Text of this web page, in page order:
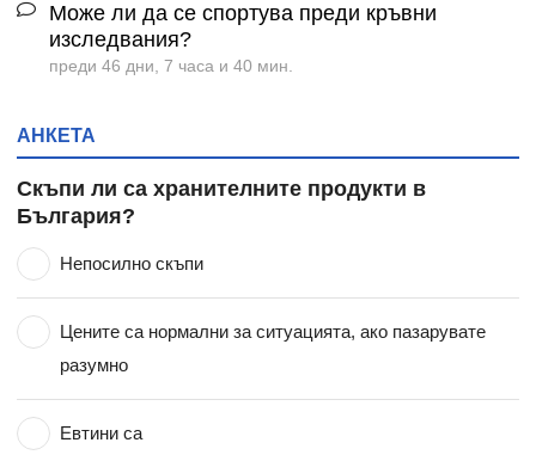
Може ли да се спортува преди кръвни
изследвания?
преди 46 дни, 7 часа и 40 мин.
АНКЕТА
Скъпи ли са хранителните продукти в
България?
Непосилно скъпи
Цените са нормални за ситуацията, ако пазарувате
разумно
Евтини са